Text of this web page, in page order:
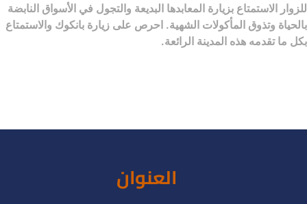
للزوار الاستمتاع بزيارة المعابدها البديعة والتجول في الأسواق النابضة
بالحياة وتذوق المأكولات الشهية. احرص على زيارة بانكوك والاستمتاع
بكل ما تقدمه هذه المدينة الرائعة.
العنوان